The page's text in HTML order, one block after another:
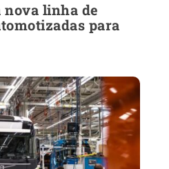
nova linha de
para